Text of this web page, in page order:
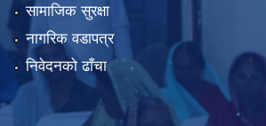
सामाजिक सुरक्षा
नागरिक वडापत्र
निवेदनको ढाँचा